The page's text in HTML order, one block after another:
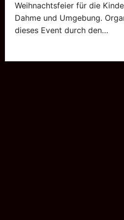
Weihnachtsfeier für die
Dahme und Umgebung.
dieses Event durch den…